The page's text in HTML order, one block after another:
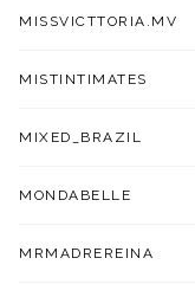
MISSVICTTORIA.MV
MISTINTIMATES
MIXED_BRAZIL
MONDABELLE
MRMADREREINA